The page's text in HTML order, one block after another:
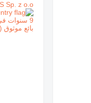
Sp. z o.o.
9 سنوات في Machineryline
بائع موثوق